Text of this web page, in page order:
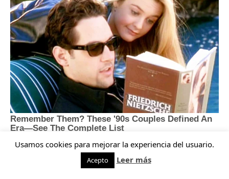
Usamos cookies para mejorar la experiencia del usuario.
Acepto Leer más